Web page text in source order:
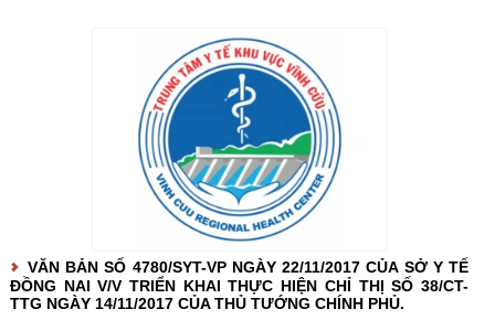
Các phòng chức năng
Các khoa chuyên môn
Các trạm y tế
Hội cựu chiến binh
Đoàn thanh niên
Hoạt động chuyên môn
Hình ảnh hoạt động
Chẩn đoán hình ảnh
Căn tin phục vụ
Lịch công tác tuần
Lịch trực tuần
Văn bản chỉ đạo điều hành
Tin tức hoạt động
Quản lý hành nghề KCB
Email & ĐT liên lạc
Các phòng ban huyện
Ngành Y tế ĐN
VĂN BẢN SỐ 4780/SYT-VP NGÀY 22/11/2017 CỦA SỞ Y TẾ
ĐỒNG NAI V/V TRIỂN KHAI THỰC HIỆN CHỈ THỊ SỐ 38/CT-
TTG NGÀY 14/11/2017 CỦA THỦ TƯỚNG CHÍNH PHỦ.